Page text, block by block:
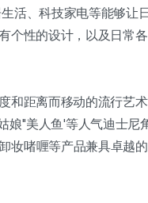
活、科技家电等能够让
个性的设计，以及日常
和距离而移动的流行艺
娘''美人鱼'等人气迪士尼
妆啫喱等产品兼具卓越